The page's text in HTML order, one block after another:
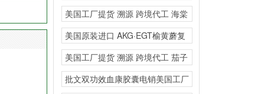
私域
美国工厂提货 溯源 跨境代工 海棠
叶竹叶黄酮
美国原装进口 AKG·EGT榆黄蘑复
合粉海外源头工
美国工厂提货 溯源 跨境代工 茄子
粉胶原蛋白
批文双功效血康胶囊电销美国工厂